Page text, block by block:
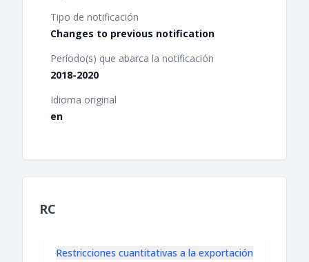
Tipo de notificación
Changes to previous notification
Período(s) que abarca la notificación
2018-2020
Idioma original
en
RC
Restricciones cuantitativas a la exportación